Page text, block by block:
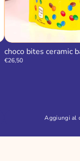
choco bites ceramic
€26,50
Aggiungi al